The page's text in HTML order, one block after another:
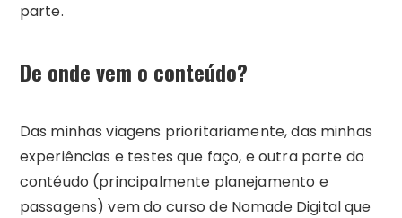
parte.
De onde vem o conteúdo?
Das minhas viagens prioritariamente, das minhas
experiências e testes que faço, e outra parte do
contéudo (principalmente planejamento e
passagens) vem do curso de Nomade Digital que